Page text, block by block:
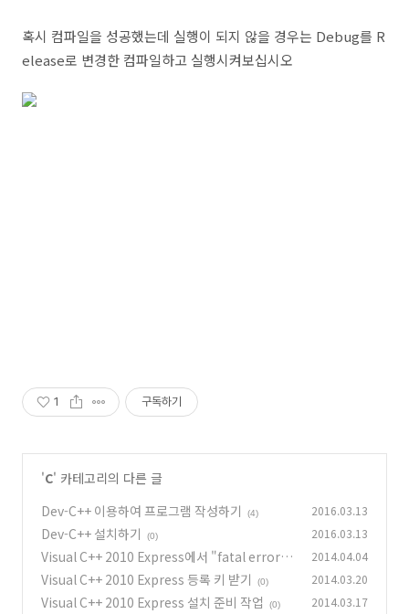
혹시 컴파일을 성공했는데 실행이 되지 않을 경우는 Debug를 R
elease로 변경한 컴파일하고 실행시켜보십시오
1 구독하기
'C' 카테고리의 다른 글
Dev-C++ 이용하여 프로그램 작성하기
(4) 2016.03.13
Dev-C++ 설치하기 (0) 2016.03.13
Visual C++ 2010 Express에서 "fatal error L
NK1123" 오류 해결 방볍 (3)
2014.04.04
Visual C++ 2010 Express 등록 키 받기 (0) 2014.03.20
Visual C++ 2010 Express 설치 준비 작업 (0) 2014.03.17